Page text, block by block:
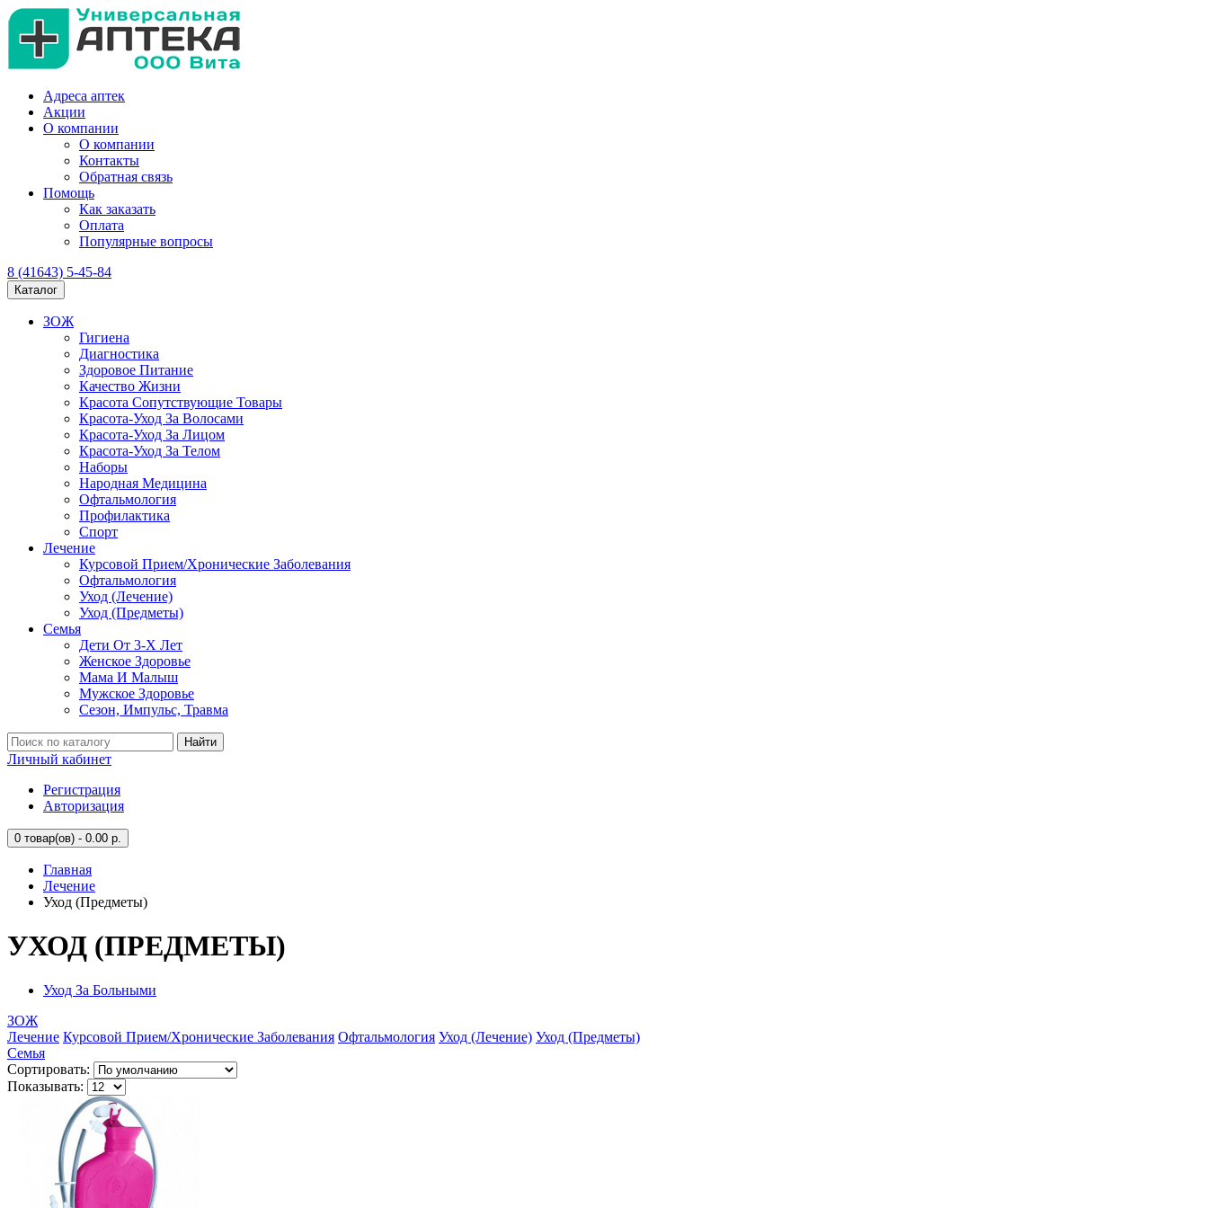
Адреса аптек
Акции
О компании
О компании
Контакты
Обратная связь
Помощь
Как заказать
Оплата
Популярные вопросы
8 (41643) 5-45-84
Каталог
ЗОЖ
Гигиена
Диагностика
Здоровое Питание
Качество Жизни
Красота Сопутствующие Товары
Красота-Уход За Волосами
Красота-Уход За Лицом
Красота-Уход За Телом
Наборы
Народная Медицина
Офтальмология
Профилактика
Спорт
Лечение
Курсовой Прием/Хронические Заболевания
Офтальмология
Уход (Лечение)
Уход (Предметы)
Семья
Дети От 3-Х Лет
Женское Здоровье
Мама И Малыш
Мужское Здоровье
Сезон, Импульс, Травма
Найти
Личный кабинет
Регистрация
Авторизация
0 товар(ов) - 0.00 р.
Главная
Лечение
Уход (Предметы)
УХОД (ПРЕДМЕТЫ)
Уход За Больными
ЗОЖ
Лечение Курсовой Прием/Хронические Заболевания Офтальмология Уход (Лечение) Уход (Предметы)
Семья
Сортировать:
Показывать: